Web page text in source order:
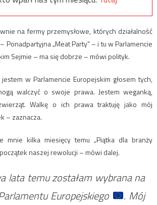
na fermy przemysłowe, których działalność
Ponadpartyjna „Meat Party” – i tu w Parlamencie
Sejmie – ma się dobrze – mówi polityk.
w Parlamencie Europejskim głosem tych,
walczyć o swoje prawa. Jestem weganką,
Walkę o ich prawa traktuję jako mój
– zaznacza.
mnie kilka miesięcy temu „Piątka dla branży
naszej rewolucji – mówi dalej.
lata temu zostałam wybrana na
Europejskiego
. Mój